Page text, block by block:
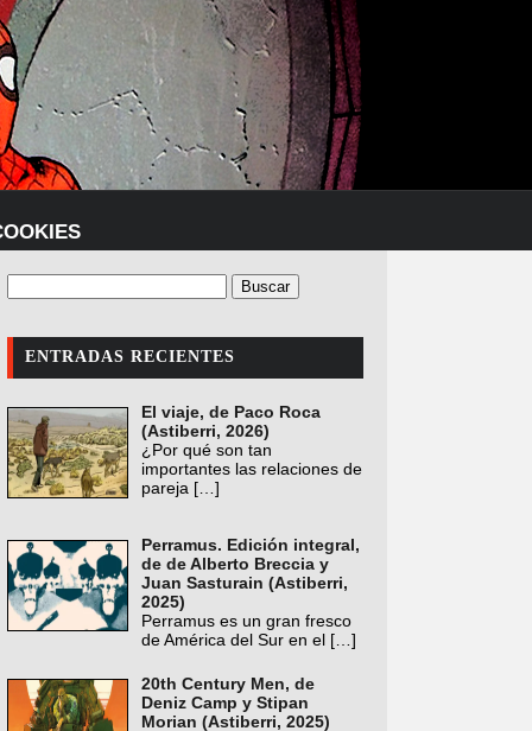
ENTRADAS RECIENTES
El viaje, de Paco Roca
(Astiberri, 2026)
¿Por qué son tan
importantes las relaciones de
pareja […]
Perramus. Edición integral,
de de Alberto Breccia y
Juan Sasturain (Astiberri,
2025)
Perramus es un gran fresco
de América del Sur en el […]
20th Century Men, de
Deniz Camp y Stipan
Morian (Astiberri, 2025)